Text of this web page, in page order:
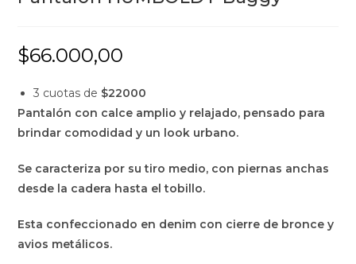
$66.000,00
3 cuotas de $22000
Pantalón con calce amplio y relajado, pensado para
brindar comodidad y un look urbano.
Se caracteriza por su tiro medio, con piernas anchas
desde la cadera hasta el tobillo.
Esta confeccionado en denim con cierre de bronce y
avios metálicos.